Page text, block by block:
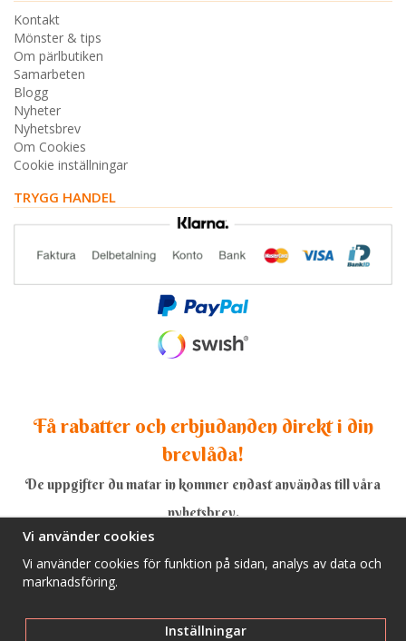
Kontakt
Mönster & tips
Om pärlbutiken
Samarbeten
Blogg
Nyheter
Nyhetsbrev
Om Cookies
Cookie inställningar
TRYGG HANDEL
Få rabatter och erbjudanden direkt i din
brevlåda!
De uppgifter du matar in kommer endast användas till våra
nyhetsbrev.
Vi använder cookies
Vi använder cookies för funktion på sidan, analys av data och
marknadsföring.
Inställningar